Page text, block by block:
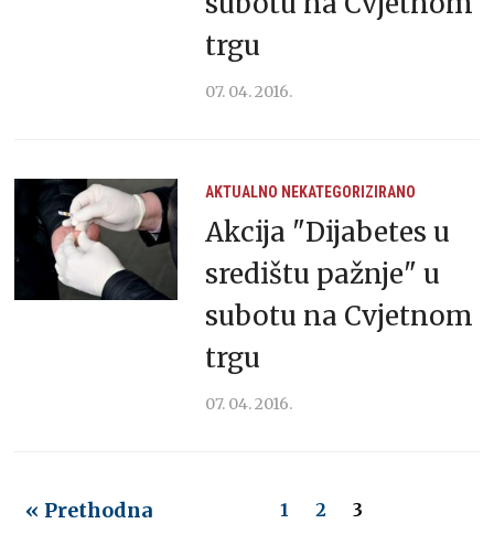
trgu
07. 04. 2016.
AKTUALNO NEKATEGORIZIRANO
Akcija "Dijabetes u
središtu pažnje" u
subotu na Cvjetnom
trgu
07. 04. 2016.
« Prethodna 1 2 3